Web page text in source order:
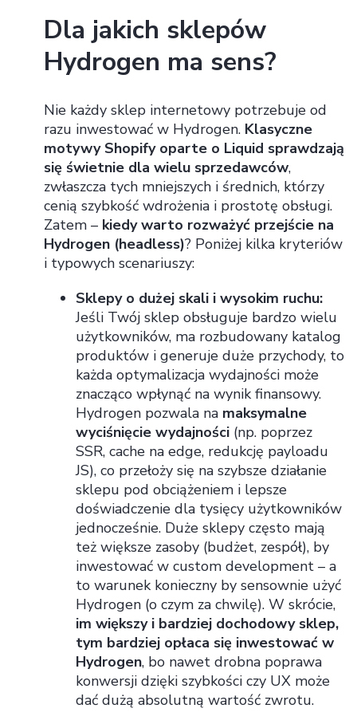
Dla jakich sklepów
Hydrogen ma sens?
Nie każdy sklep internetowy potrzebuje od
razu inwestować w Hydrogen. Klasyczne
motywy Shopify oparte o Liquid sprawdzają
się świetnie dla wielu sprzedawców,
zwłaszcza tych mniejszych i średnich, którzy
cenią szybkość wdrożenia i prostotę obsługi.
Zatem – kiedy warto rozważyć przejście na
Hydrogen (headless)? Poniżej kilka kryteriów
i typowych scenariuszy:
Sklepy o dużej skali i wysokim ruchu:
Jeśli Twój sklep obsługuje bardzo wielu
użytkowników, ma rozbudowany katalog
produktów i generuje duże przychody, to
każda optymalizacja wydajności może
znacząco wpłynąć na wynik finansowy.
Hydrogen pozwala na maksymalne
wyciśnięcie wydajności (np. poprzez
SSR, cache na edge, redukcję payloadu
JS), co przełoży się na szybsze działanie
sklepu pod obciążeniem i lepsze
doświadczenie dla tysięcy użytkowników
jednocześnie. Duże sklepy często mają
też większe zasoby (budżet, zespół), by
inwestować w custom development – a
to warunek konieczny by sensownie użyć
Hydrogen (o czym za chwilę). W skrócie,
im większy i bardziej dochodowy sklep,
tym bardziej opłaca się inwestować w
Hydrogen, bo nawet drobna poprawa
konwersji dzięki szybkości czy UX może
dać dużą absolutną wartość zwrotu.